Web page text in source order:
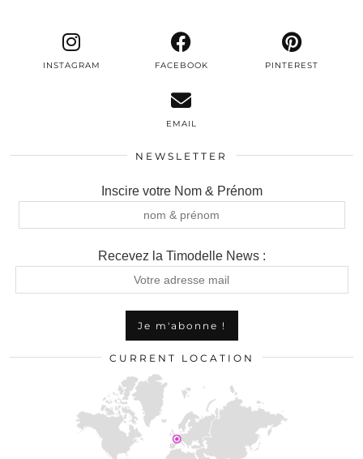
INSTAGRAM FACEBOOK PINTEREST
EMAIL
NEWSLETTER
Inscire votre Nom & Prénom
Recevez la Timodelle News :
CURRENT LOCATION